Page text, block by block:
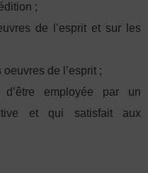
;
de l’esprit et sur les
de l’esprit ;
employée par un
et qui satisfait aux